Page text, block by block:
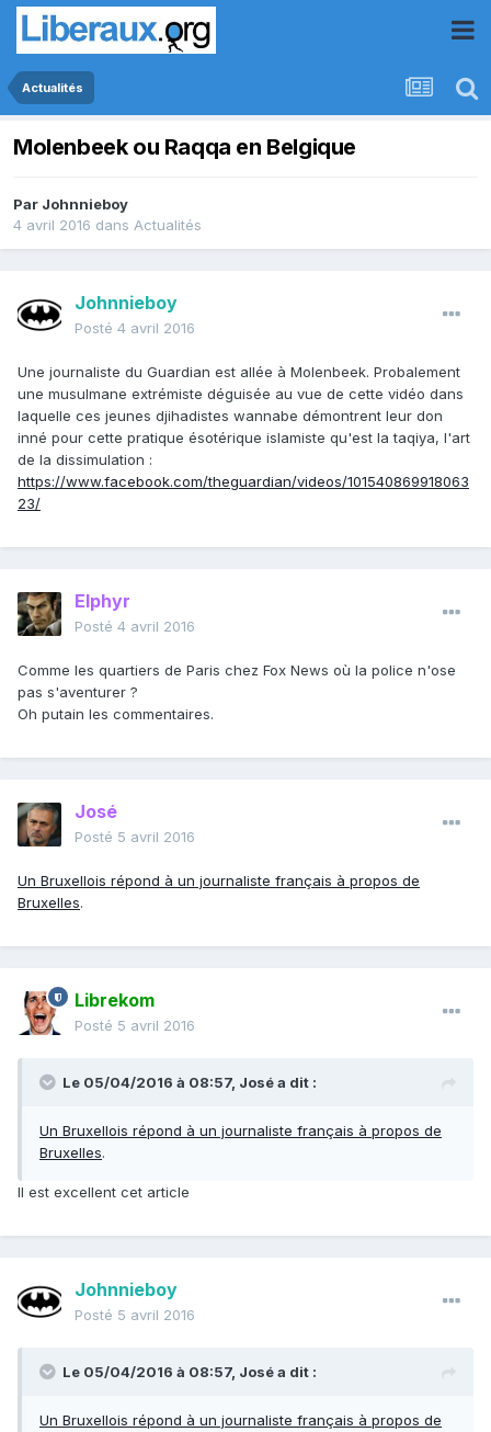
Actualités
Molenbeek ou Raqqa en Belgique
Par Johnnieboy
4 avril 2016 dans Actualités
Johnnieboy
Posté 4 avril 2016
Une journaliste du Guardian est allée à Molenbeek. Probalement
une musulmane extrémiste déguisée au vue de cette vidéo dans
laquelle ces jeunes djihadistes wannabe démontrent leur don
inné pour cette pratique ésotérique islamiste qu'est la taqiya, l'art
de la dissimulation :
https://www.facebook.com/theguardian/videos/101540869918063
23/
Elphyr
Posté 4 avril 2016
Comme les quartiers de Paris chez Fox News où la police n'ose
pas s'aventurer ?
Oh putain les commentaires.
José
Posté 5 avril 2016
Un Bruxellois répond à un journaliste français à propos de
Bruxelles.
Librekom
Posté 5 avril 2016
Le 05/04/2016 à 08:57, José a dit :
Un Bruxellois répond à un journaliste français à propos de
Bruxelles.
Il est excellent cet article
Johnnieboy
Posté 5 avril 2016
Le 05/04/2016 à 08:57, José a dit :
Un Bruxellois répond à un journaliste français à propos de